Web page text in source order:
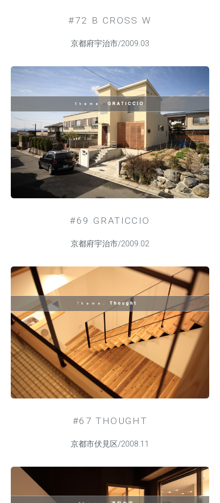
#72 B CROSS W
京都府宇治市/2009.03
#69 GRATICCIO
京都府宇治市/2009.02
#67 THOUGHT
京都市伏見区/2008.11